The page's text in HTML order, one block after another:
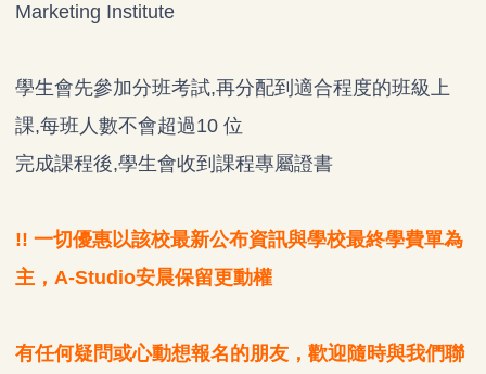
Marketing Institute
學生會先參加分班考試,再分配到適合程度的班級上
課,每班人數不會超過10 位
完成課程後,學生會收到課程專屬證書
!! 一切優惠以該校最新公布資訊與學校最終學費單為
主，A-Studio安晨保留更動權
有任何疑問或心動想報名的朋友，歡迎隨時與我們聯